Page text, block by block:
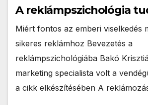
A reklámpszichológia
Miért fontos az emberi viselkedés
sikeres reklámhoz Bevezetés a
reklámpszichológiába Bakó
marketing specialista volt a
a cikk elkészítésében A